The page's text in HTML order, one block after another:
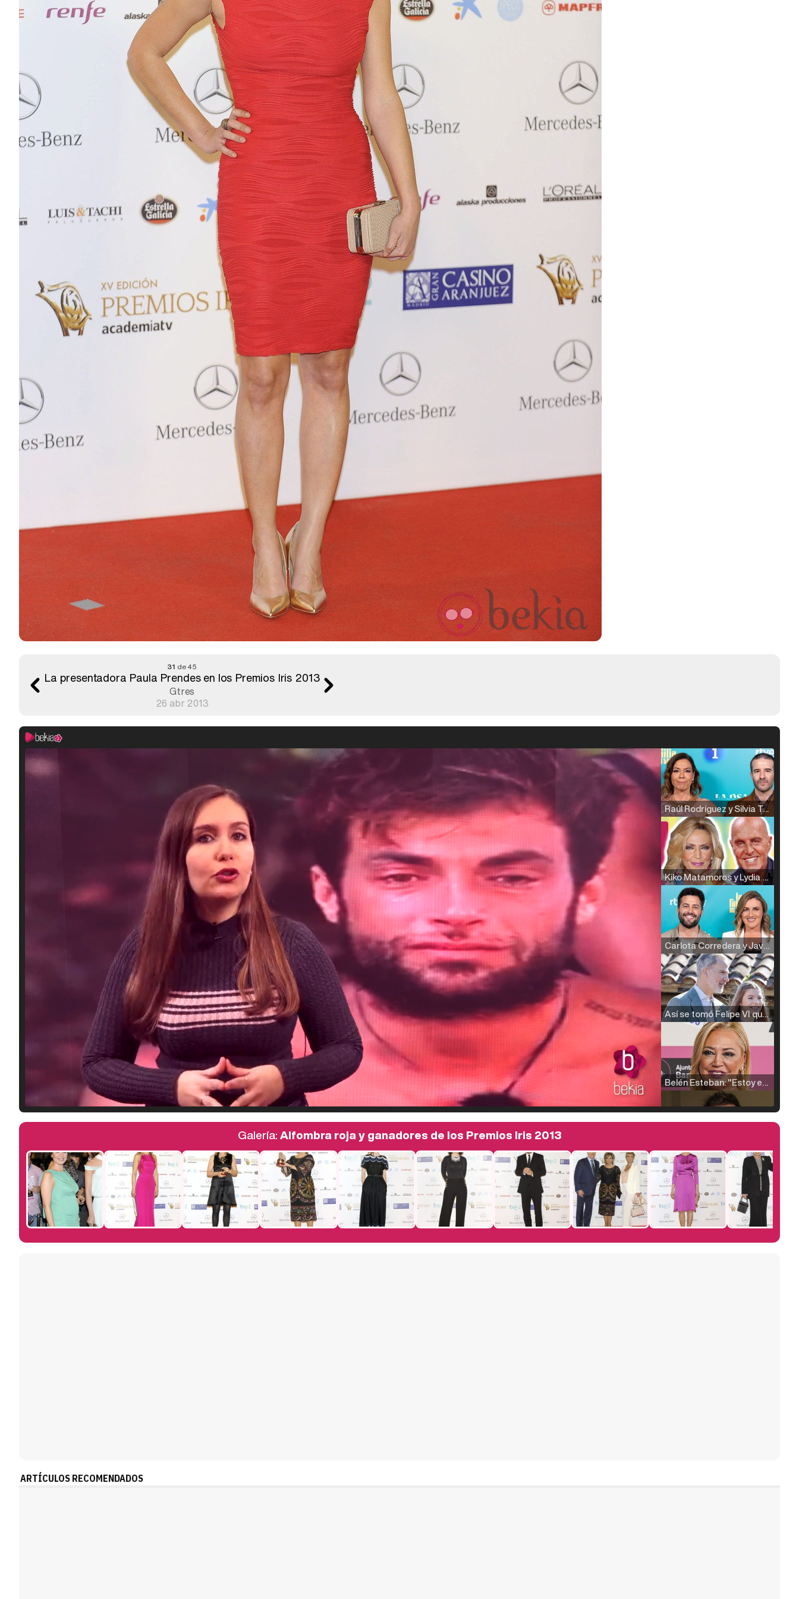
31 de 45
La presentadora Paula Prendes en los Premios Iris 2013
Gtres
26 abr 2013
Raúl Rodríguez y Silvia Taulés nos cuentan su papel en 'La familia de la tele'
Kiko Matamoros y Lydia Lozano: "Nuestro público es de todas las edades y RTVE tiene un público muy pegado a las novelas, al que tenemos que captar"
Carlota Corredera y Javier de Hoyos: "La tele tiene que representar al público también y aquí están todos los perfiles posibles&quo;
Así se tomó Felipe VI que la Infanta Sofía no quisiera recibir formación militar
Belén Esteban: "Estoy emocionada, muy contenta y muy feliz por llegar a RTVE"
Manu Baqueiro: "Tuve como referente a Bruce Willis en 'Luz de Luna' para mi trabajo en la serie 'Perdiendo el juicio'"
Magdalena de Suecia responde a las críticas y explica por qué le han permitido lanzar su propio negocio
Galería:Alfombra roja y ganadores de los Premios Iris 2013
ARTÍCULOS RECOMENDADOS